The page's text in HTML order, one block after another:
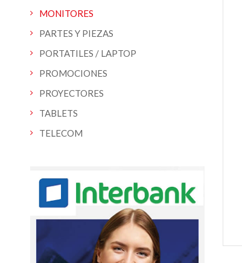
MONITORES
PARTES Y PIEZAS
PORTATILES / LAPTOP
PROMOCIONES
PROYECTORES
TABLETS
TELECOM